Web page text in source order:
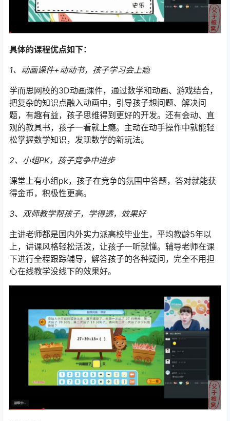
具体的课程优点如下：
1、动画课件+动动书，孩子学习会上瘾
学而思网校的3D动画课件，通过数学和动画、游戏结合，
把复杂的知识点融入动画中，引导孩子想问题、解决问
题，有趣有益，孩子思维得到更好的开发。还有会动、直
观的教具书，孩子一看就上瘾。主动在动手操作中就能轻
松掌握数学知识，发现数学的新玩法。
2、小组PK，孩子竞争中进步
课堂上有小组pk，孩子在竞争的氛围中答题，答对就能获
得金币，积极性更高。
3、双师教学帮孩子，学得透，效果好
主讲老师都是国内外实力派高校毕业生，平均教龄5年以
上，讲课风格轻松活泼，让孩子一听就懂。辅导老师在课
下进行全程跟踪辅导，解答孩子的各种疑问，完全不用担
心在线教学没线下的效果好。